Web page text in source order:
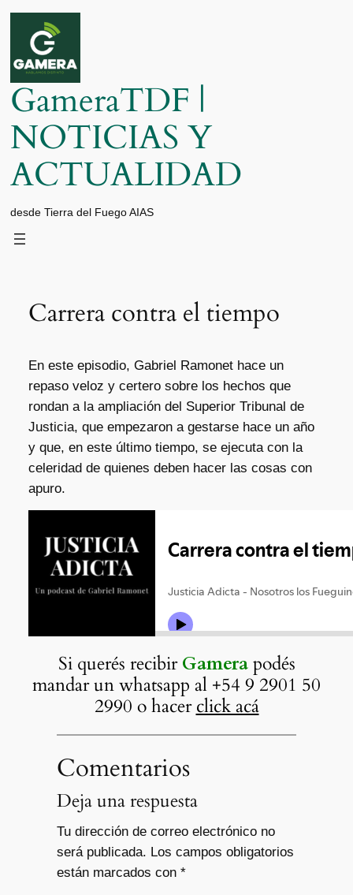
Saltar
contenido
GameraTDF |
NOTICIAS Y
ACTUALIDAD
desde Tierra del Fuego AIAS
Carrera contra el tiempo
En este episodio, Gabriel Ramonet hace un
repaso veloz y certero sobre los hechos que
rondan a la ampliación del Superior Tribunal de
Justicia, que empezaron a gestarse hace un año
y que, en este último tiempo, se ejecuta con la
celeridad de quienes deben hacer las cosas con
apuro.
Si querés recibirGamerapodés
mandar un whatsapp al +54 9 2901 50
2990 o hacerclick acá
Comentarios
Deja una respuesta
Tu dirección de correo electrónico no
será publicada. Los campos obligatorios
están marcados con *